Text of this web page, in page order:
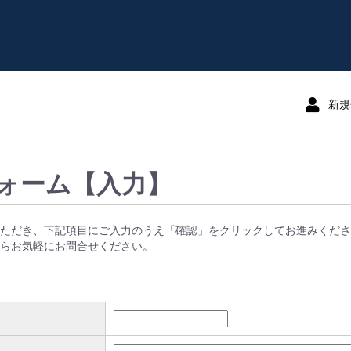
新
ーム【入力】
だき、下記項目にご入力のうえ「確認」をクリックしてお進みくだ
お気軽にお問合せください。